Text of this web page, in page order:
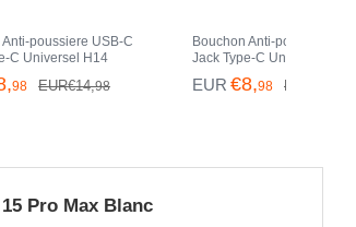
Anti-poussiere USB-C
C Universel H14
iPhone 15 Pro Max
98 EUR€14,98
Bouchon Anti-poussiere
Jack Type-C Universel H13
pour Apple iPhone 15 Pro
Violet
EUR €8,98 EUR€14,
Pro Max Blanc